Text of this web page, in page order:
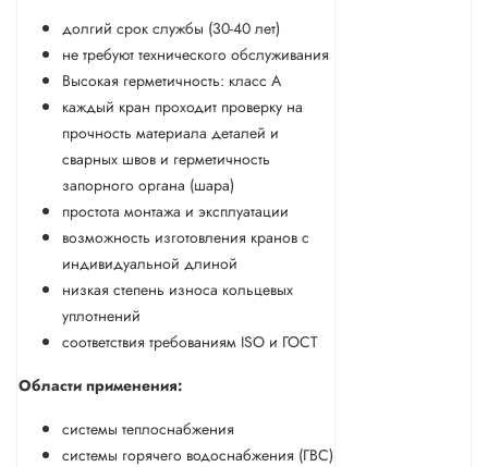
долгий срок службы (30-40 лет)
не требуют технического обслуживания
Высокая герметичность: класс А
каждый кран проходит проверку на
прочность материала деталей и
сварных швов и герметичность
запорного органа (шара)
простота монтажа и эксплуатации
возможность изготовления кранов с
индивидуальной длиной
низкая степень износа кольцевых
уплотнений
соответствия требованиям ISO и ГОСТ
Области применения:
системы теплоснабжения
системы горячего водоснабжения (ГВС)